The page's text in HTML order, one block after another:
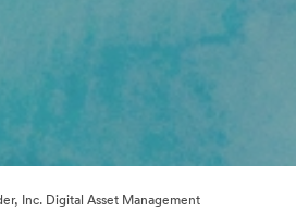
Inc. Digital Asset Management